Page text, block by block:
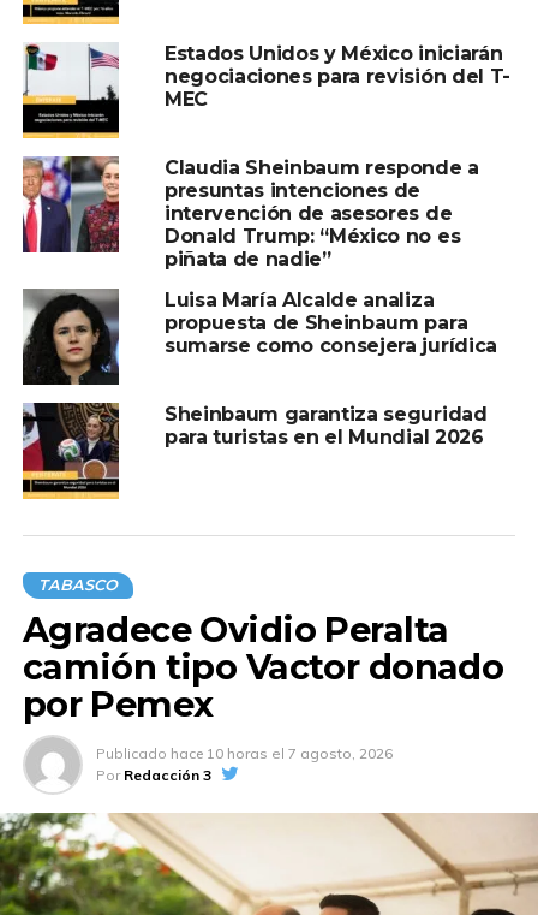
TEMAS RELACIONADOS:
CLAUDIA SHEINBAUM
JUSTIN TRUDEAU
RIESGO T-MEC
A CONTINUACIÓN
Ayuntamiento de Centro realiza trabajos de
bacheo en la Avenida Samarkanda y calle
Agustín Beltrán Bastar
NO TE PIERDAS
Impulsan Autosuficiencia en la Máxima Fiesta
de los Tabasqueños
Estados Unidos y México iniciarán
negociaciones para revisión del T-
MEC
Claudia Sheinbaum responde a
presuntas intenciones de
intervención de asesores de
Donald Trump: “México no es
piñata de nadie”
Luisa María Alcalde analiza
propuesta de Sheinbaum para
sumarse como consejera jurídica
Sheinbaum garantiza seguridad
para turistas en el Mundial 2026
TABASCO
Agradece Ovidio Peralta
camión tipo Vactor donado
por Pemex
Publicado hace 10 horas el 7 agosto, 2026
Por Redacción 3